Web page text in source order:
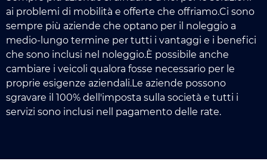
ai problemi di mobilità e offerte che offriamo.Ci sono
sempre più aziende che optano per il noleggio a
medio-lungo termine per tutti i vantaggi e i benefici
che sono inclusi nel noleggio.È possibile anche
cambiare i veicoli qualora fosse necessario per le
proprie esigenze aziendali.Le aziende possono
sgravare il 100% dell'imposta sulla società e tutti i
servizi sono inclusi nell pagamento delle rate.